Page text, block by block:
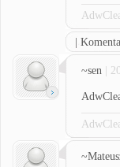
|
~sen |